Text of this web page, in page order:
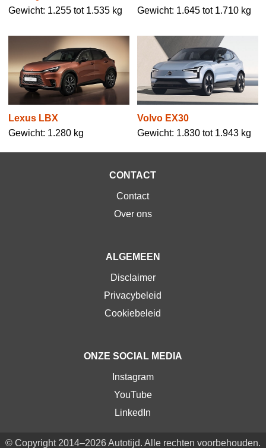
Gewicht: 1.255 tot 1.535 kg
Gewicht: 1.645 tot 1.710 kg
Lexus LBX
Gewicht: 1.280 kg
Volvo EX30
Gewicht: 1.830 tot 1.943 kg
CONTACT
Contact
Over ons
ALGEMEEN
Disclaimer
Privacybeleid
Cookiebeleid
ONZE SOCIAL MEDIA
Instagram
YouTube
LinkedIn
© Copyright 2014–2026 Autotijd. Alle rechten voorbehouden.